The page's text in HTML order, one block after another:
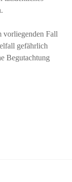
vorliegenden Fall
gefährlich
Begutachtung